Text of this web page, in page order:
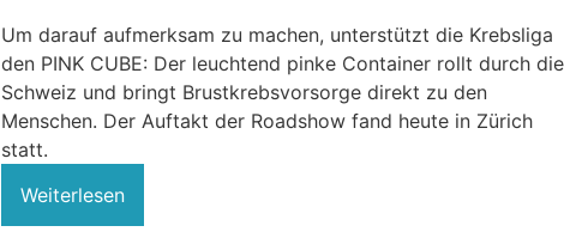
Um darauf aufmerksam zu machen, unterstützt die Krebsliga
den PINK CUBE: Der leuchtend pinke Container rollt durch die
Schweiz und bringt Brustkrebsvorsorge direkt zu den
Menschen. Der Auftakt der Roadshow fand heute in Zürich
statt.
Weiterlesen